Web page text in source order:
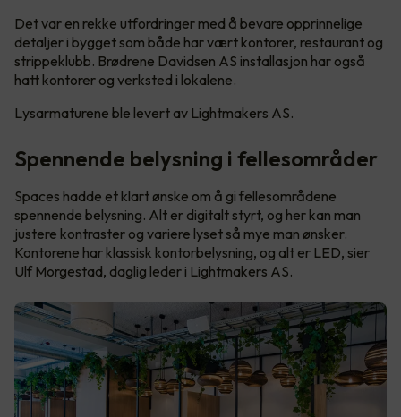
Det var en rekke utfordringer med å bevare opprinnelige
detaljer i bygget som både har vært kontorer, restaurant og
strippeklubb. Brødrene Davidsen AS installasjon har også
hatt kontorer og verksted i lokalene.
Lysarmaturene ble levert av Lightmakers AS.
Spennende belysning i fellesområder
Spaces hadde et klart ønske om å gi fellesområdene
spennende belysning. Alt er digitalt styrt, og her kan man
justere kontraster og variere lyset så mye man ønsker.
Kontorene har klassisk kontorbelysning, og alt er LED, sier
Ulf Morgestad, daglig leder i Lightmakers AS.